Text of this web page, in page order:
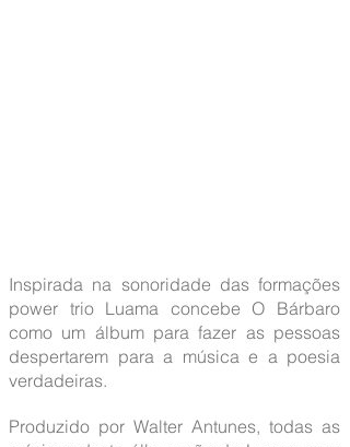
Inspirada na sonoridade das formações
power trio Luama concebe O Bárbaro
como um álbum para fazer as pessoas
despertarem para a música e a poesia
verdadeiras.
Produzido por Walter Antunes, todas as